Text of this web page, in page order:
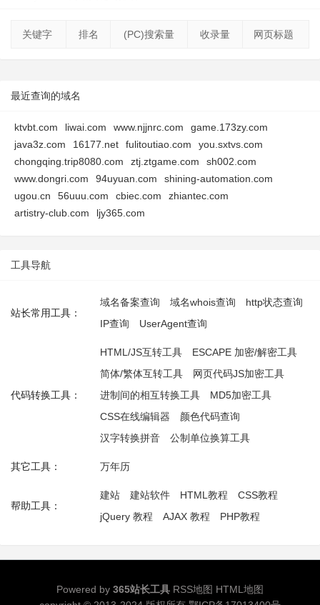
关键字 排名 (PC)搜索量 收录量 网页标题
最近查询的域名
ktvbt.com liwai.com www.njjnrc.com
game.173zy.com
java3z.com
16177.net fulitoutiao.com
you.sxtvs.com
chongqing.trip8080.com
ztj.ztgame.com
sh002.com
www.dongri.com
94uyuan.com
shining-automation.com
ugou.cn
56uuu.com cbiec.com
zhiantec.com
artistry-club.com
ljy365.com
工具导航
站长常用工具：
域名备案查询 域名whois查询
http状态查询
IP查询
UserAgent查询
代码转换工具：
HTML/JS互转工具
ESCAPE 加密/解密工具
简体/繁体互转工具
网页代码JS加密工具
进制间的相互转换工具
MD5加密工具
CSS在线编辑器
颜色代码查询
汉字转换拼音
公制单位换算工具
其它工具： 万年历
帮助工具：
建站 建站软件 HTML教程
CSS教程
jQuery 教程
AJAX 教程 PHP教程
Powered by 365站长工具 RSS地图 HTML地图